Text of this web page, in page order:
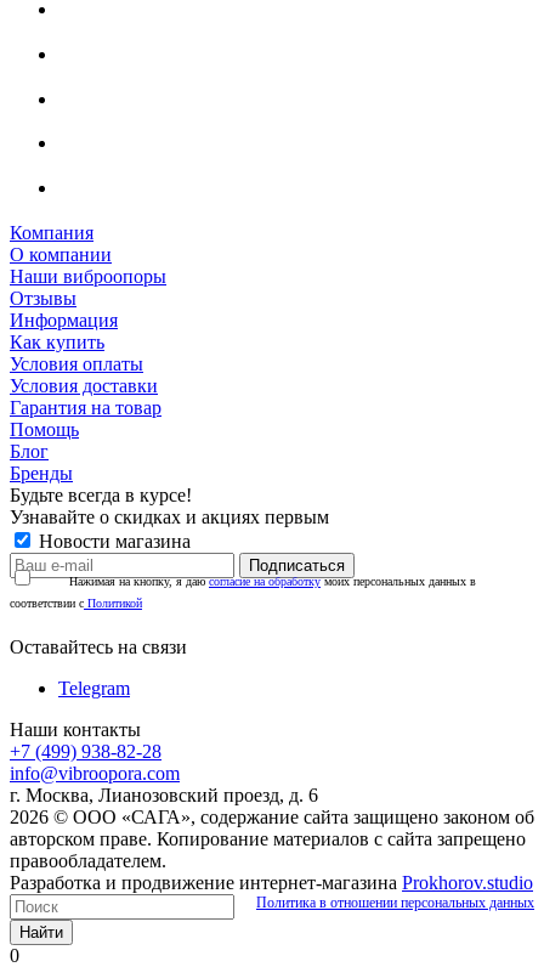
Компания
О компании
Наши виброопоры
Отзывы
Информация
Как купить
Условия оплаты
Условия доставки
Гарантия на товар
Помощь
Блог
Бренды
Будьте всегда в курсе!
Узнавайте о скидках и акциях первым
Новости магазина
Нажимая на кнопку, я даюсогласие на обработкумоих персональных данных в
соответствии с Политикой
Оставайтесь на связи
Telegram
Наши контакты
+7 (499) 938-82-28
info@vibroopora.com
г. Москва, Лианозовский проезд, д. 6
2026 © ООО «САГА», содержание сайта защищено законом об
авторском праве. Копирование материалов с сайта запрещено
правообладателем.
Разработка и продвижение интернет-магазина Prokhorov.studio
Политика в отношении персональных данных
Найти
0